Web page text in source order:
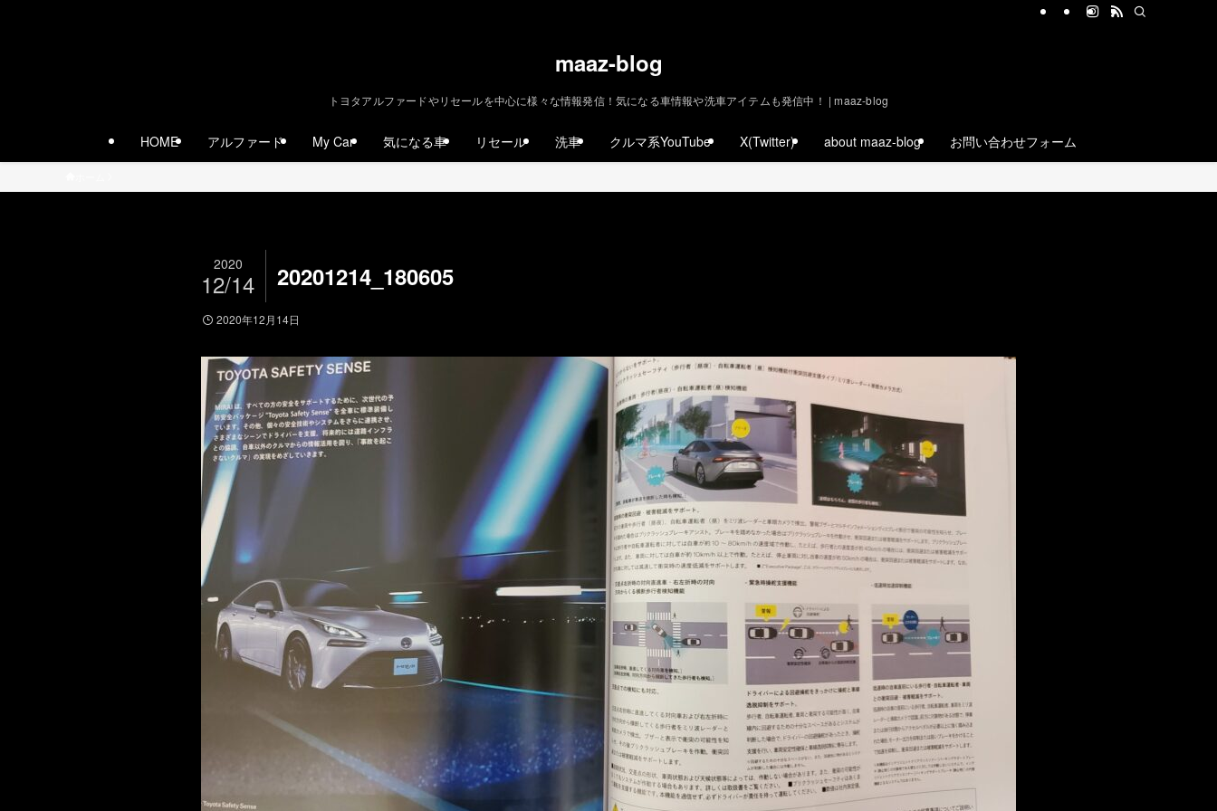
maaz-blog
トヨタアルファードやリセールを中心に様々な情報発信！気になる車情報や洗車アイテムも発信中！ | maaz-blog
HOME アルファード My Car 気になる車 リセール 洗車 クルマ系YouTube X(Twitter) about maaz-blog お問い合わせフォーム
20201214_180605
2020
12/14
2020年12月14日